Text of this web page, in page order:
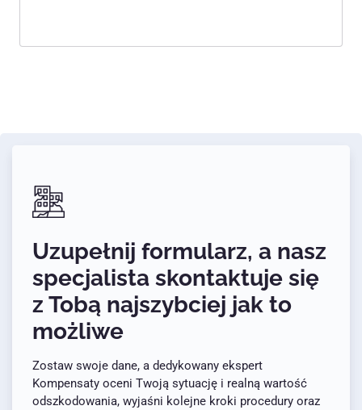
Uzupełnij formularz, a nasz
specjalista skontaktuje się
z Tobą najszybciej jak to
możliwe
Zostaw swoje dane, a dedykowany ekspert
Kompensaty oceni Twoją sytuację i realną wartość
odszkodowania, wyjaśni kolejne kroki procedury oraz